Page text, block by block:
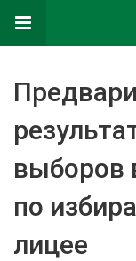
выборов
по
лицее